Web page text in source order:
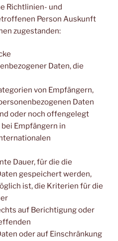
Richtlinien- und
Person Auskunft
zugestanden:
Daten, die
von Empfängern,
Daten
oder noch offengelegt
Empfängern in
Dauer, für die die
gespeichert werden,
ist, die Kriterien für die
auf Berichtigung oder
oder auf Einschränkung